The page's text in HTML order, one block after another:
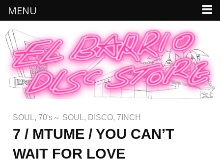
SOUL , 70's～ SOUL , DISCO, 7INCH
7 / MTUME / YOU CAN’T
WAIT FOR LOVE
MENU